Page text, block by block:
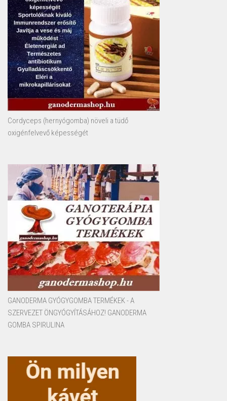
Cordyceps (hernyógomba) növeli a tüdő
oxigénfelvevő képességét
GANODERMA GYÓGYGOMBA TERMÉKEK - A
SZERVEZET ÖNGYÓGYÍTÁSÁHOZ! GANODERMA
GOMBA SPIRULINA